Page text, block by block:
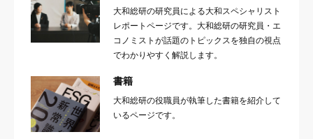
大和総研の研究員による大和スペシャリスト
レポートページです。大和総研の研究員・エ
コノミストが話題のトピックスを独自の視点
でわかりやすく解説します。
書籍
大和総研の役職員が執筆した書籍を紹介して
いるページです。